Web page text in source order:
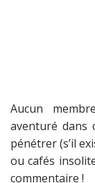
Aucun
aventuré dans
pénétrer (s’il
ou cafés
commentaire !